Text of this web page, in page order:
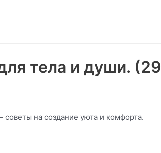
тела и души. (29
на создание уюта и комфорта.